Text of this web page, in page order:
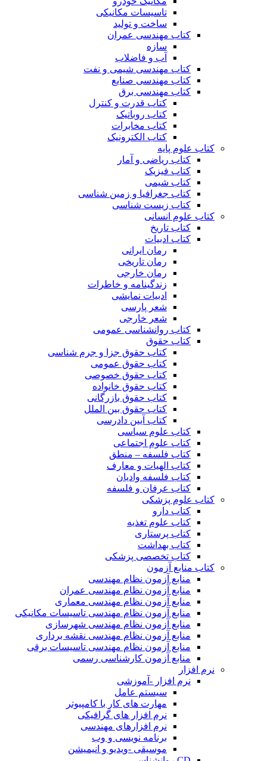
تاسیسات مکانیکی
ساخت و تولید
کتاب مهندسی عمران
سازه
آب و فاضلاب
کتاب مهندسی شیمی و نفت
کتاب مهندسی صنایع
کتاب مهندسی برق
کتاب قدرت و کنترل
کتاب روباتیک
کتاب مخابرات
کتاب الکترونیک
کتاب علوم پایه
کتاب ریاضی و آمار
کتاب فیزیک
کتاب شیمی
کتاب جغرافیا و زمین شناسی
کتاب زیست شناسی
کتاب علوم انسانی
کتاب تاریخ
کتاب ادبیات
رمان ایرانی
رمان تاریخی
رمان خارجی
زندگینامه و خاطرات
ادبیات نمایشی
شعر پارسی
شعر خارجی
کتاب روانشناسی عمومی
کتاب حقوق
کتاب حقوق جزا و جرم شناسی
کتاب حقوق عمومی
کتاب حقوق خصوصی
کتاب حقوق خانواده
کتاب حقوق بازرگانی
کتاب حقوق بین الملل
کتاب آیین دادرسی
کتاب علوم سیاسی
کتاب علوم اجتماعی
کتاب فلسفه – منطق
کتاب الهیات و معارف
کتاب فلسفه وادیان
کتاب عرفان و فلسفه
کتاب علوم پزشکی
کتاب دارو
کتاب علوم تغذیه
کتاب پرستاری
کتاب بهداشت
کتاب تخصصی پزشکی
کتاب منابع آزمون
منابع آزمون نظام مهندسی
منابع آزمون نظام مهندسی عمران
منابع آزمون نظام مهندسی معماری
منابع آزمون نظام مهندسی تاسیسات مکانیکی
منابع آزمون نظام مهندسی شهرسازی
منابع آزمون نظام مهندسی نقشه برداری
منابع آزمون نظام مهندسی تاسیسات برقی
منابع آزمون کارشناسی رسمی
نرم افزار
نرم افزار -آموزشی
سیستم عامل
مهارت های کار با کامپیوتر
نرم افزار های گرافیکی
نرم افزارهای مهندسی
برنامه نویسی و وب
موسیقی -ویدیو و انیمیشن